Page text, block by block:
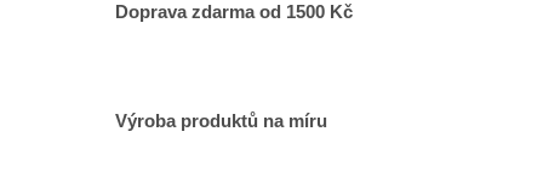
Doprava zdarma od 1500 Kč
Výroba produktů na míru